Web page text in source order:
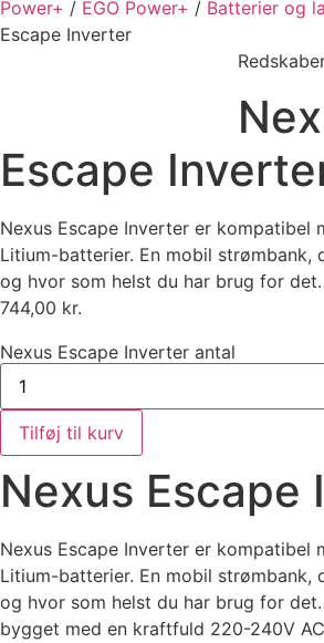
Power+ / EGO Power+ / Batterier og
Escape Inverter
Escape
Nexus Escape Inverter er kompatibel
Litium-batterier. En mobil strømbank,
og hvor som helst du har brug for det.
744,00 kr.
Nexus Escape Inverter antal
Tilføj til kurv
Nexus Escape
Nexus Escape Inverter er kompatibel
Litium-batterier. En mobil strømbank,
og hvor som helst du har brug for
bygget med en kraftfuld 220-240V